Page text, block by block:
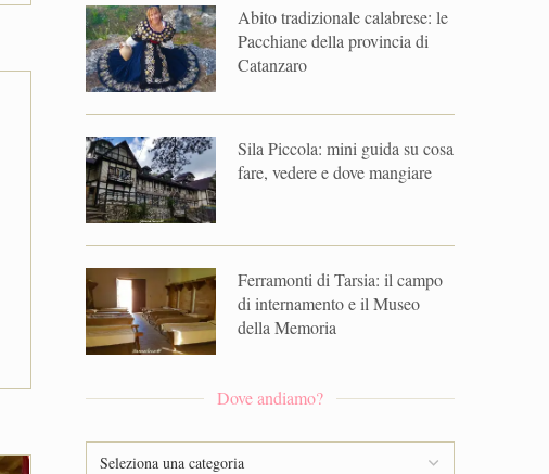
Abito tradizionale calabrese: le
Pacchiane della provincia di
Catanzaro
Sila Piccola: mini guida su cosa
fare, vedere e dove mangiare
Ferramonti di Tarsia: il campo
di internamento e il Museo
della Memoria
Dove andiamo?